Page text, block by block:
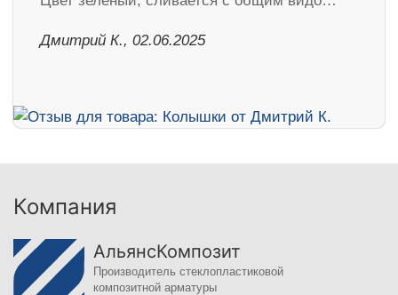
Дмитрий К., 02.06.2025
Компания
АльянсКомпозит
Производитель стеклопластиковой
композитной арматуры